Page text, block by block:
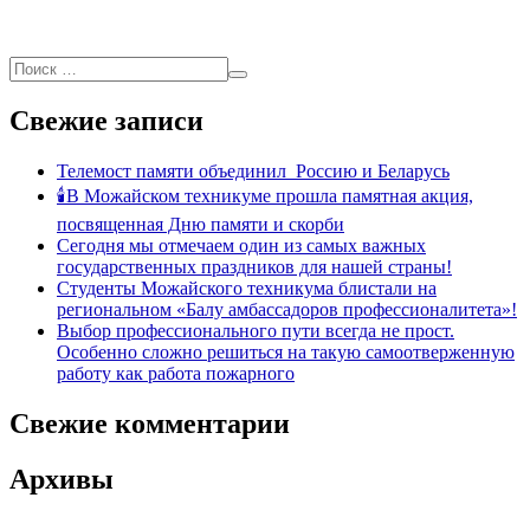
Свежие записи
Телемост памяти объединил Россию и Беларусь
🕯В Можайском техникуме прошла памятная акция,
посвященная Дню памяти и скорби
Сегодня мы отмечаем один из самых важных
государственных праздников для нашей страны!
Студенты Можайского техникума блистали на
региональном «Балу амбассадоров профессионалитета»!
Выбор профессионального пути всегда не прост.
Особенно сложно решиться на такую самоотверженную
работу как работа пожарного
Свежие комментарии
Архивы